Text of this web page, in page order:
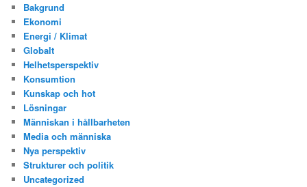
Bakgrund
Ekonomi
Energi / Klimat
Globalt
Helhetsperspektiv
Konsumtion
Kunskap och hot
Lösningar
Människan i hållbarheten
Media och människa
Nya perspektiv
Strukturer och politik
Uncategorized